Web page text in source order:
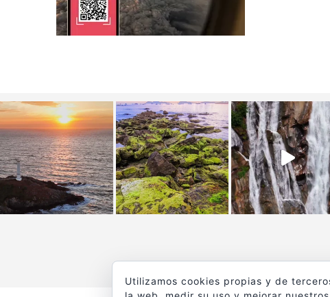
Utilizamos cookies propias y de